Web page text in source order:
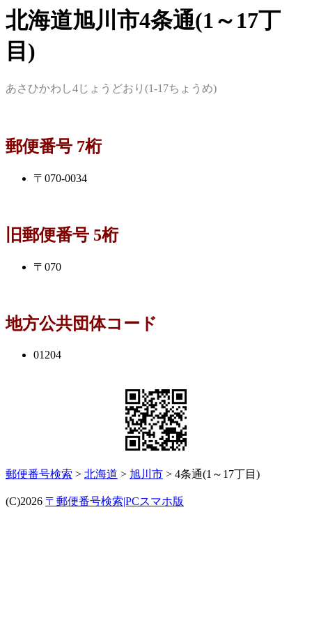
北海道旭川市4条通(1～17丁
目)
あさひかわし4じょうどおり(1-17ちょうめ)
郵便番号 7桁
〒070-0034
旧郵便番号 5桁
〒070
地方公共団体コード
01204
郵便番号検索 > 北海道 > 旭川市 > 4条通(1～17丁目)
(C)2026 〒郵便番号検索|PCスマホ版